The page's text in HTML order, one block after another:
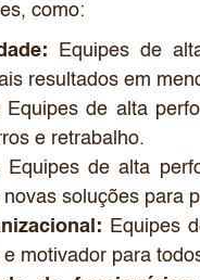
como:
Equipes de
resultados em
Equipes de alta
e retrabalho.
Equipes de alta
soluções para
Equipes
motivador para